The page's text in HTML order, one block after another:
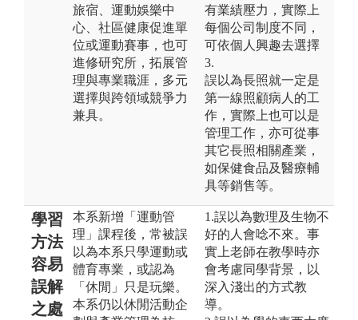
旅宿、運動娛樂中
心、社區健康促進單
位或運動賽事，也可
進修研究所，拓展管
理與專業職涯，多元
選擇與跨領域競爭力
兼具。
有業績壓力，實際上
每個公司制度不同，
可依個人興趣去選擇
3.
誤以為長照就一定是
第一線照顧病人的工
作，實際上也可以是
管理工作，亦可從事
其它長照相關產業，
如保健食品及醫療輔
具等銷售等。
學習
方法
容易
誤解
之處
本系新增「運動管
理」課程後，常被誤
以為本系只學運動或
體育專業，或認為
「休閒」只是玩樂。
本系仍以休閒活動企
1.誤以為數理及生物不
好的人會唸不來。事
實上老師在教學時亦
會考慮同學背景，以
深入淺出的方式教
導。